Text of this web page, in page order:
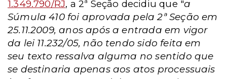
1.349.790/RJ, a 2ª Seção decidiu que "a
Súmula 410 foi aprovada pela 2ª Seção em
25.11.2009, anos após a entrada em vigor
da lei 11.232/05, não tendo sido feita em
seu texto ressalva alguma no sentido que
se destinaria apenas aos atos processuais